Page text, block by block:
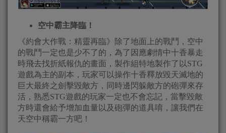
空中霸主降臨！
《約會大作戰：精靈再臨》除了地面上的戰鬥，空中
的戰鬥一定也是少不了的，為了因應劇情中十香暴走
時飛去找折紙報仇的畫面，製作組特地製作了以STG
遊戲為主的副本，玩家可以操作十香釋放毀天滅地的
巨大最終之劍擊毀敵方，同時邊閃躲敵方的砲彈來存
活，熟悉STG遊戲的玩家一定也不會忘記，當擊毀敵
方時還會給予增加血量以及砲彈的道具唷，讓我們在
天空中稱霸一方吧！